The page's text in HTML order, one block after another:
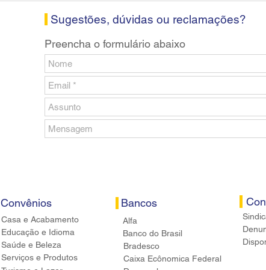
Sugestões, dúvidas ou reclamações?
Preencha o formulário abaixo
Convênios
Casa e Acabamento
Educação e Idioma
Saúde e Beleza
Serviços e Produtos
Bancos
Alfa
Banco do Brasil
Bradesco
Caixa Ecônomica Federal